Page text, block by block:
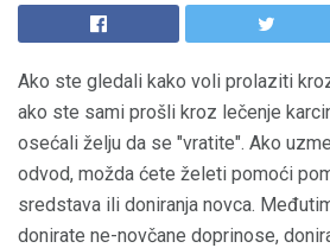
Ako ste gledali kako voli prolaziti
ako ste sami prošli kroz lečenje
osećali želju da se "vratite". Ako
odvod, možda ćete želeti pomoći
sredstava ili doniranja novca.
donirate ne-novčane doprinose,